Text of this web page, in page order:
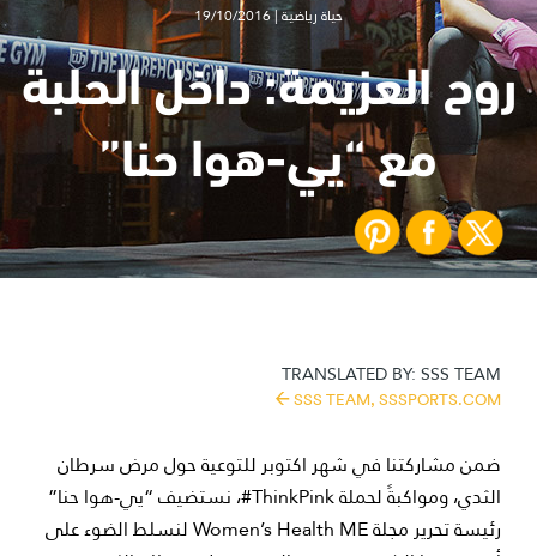
حياة رياضية | 19/10/2016
روح العزيمة: داخل الحلبة
مع “يي-هوا حنا”
TRANSLATED BY:SSS TEAM
SSS TEAM, SSSPORTS.COM
ضمن مشاركتنا في شهر اكتوبر للتوعية حول مرض سرطان
الثدي، ومواكبةً لحملة ThinkPink#، نستضيف “يي-هوا حنا”
رئيسة تحرير مجلة Women’s Health ME لنسلط الضوء على